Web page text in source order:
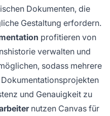
Dokumenten, die
Gestaltung erfordern.
profitieren von
verwalten und
sodass mehrere
und Genauigkeit zu
nutzen Canvas für